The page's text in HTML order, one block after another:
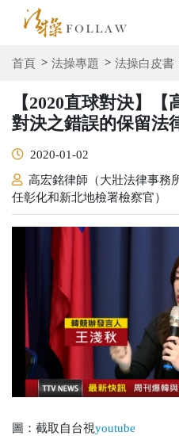
首頁 法操專題 法操白皮書
【2020直球對決】
對決之錯誤的保留法
2020-01-02
高宏銘律師（大壯法律事務
任彰化和新北地檢署檢察官）
圖：截取自台視youtube